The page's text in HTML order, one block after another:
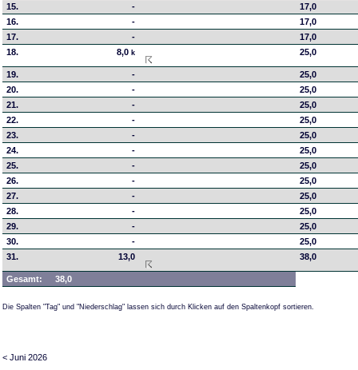
15. -
17,0
16.
-
17,0
17.
-
17,0
18.
8,0k 25,0
19. -
25,0
20.
-
25,0
21.
-
25,0
22.
-
25,0
23.
-
25,0
24.
-
25,0
25.
-
25,0
26.
-
25,0
27.
-
25,0
28.
-
25,0
29.
-
25,0
30.
-
25,0
31.
13,0 38,0
Gesamt: 38,0
Die Spalten "Tag" und "Niederschlag" lassen sich durch Klicken auf den Spaltenkopf sortieren.
< Juni 2026